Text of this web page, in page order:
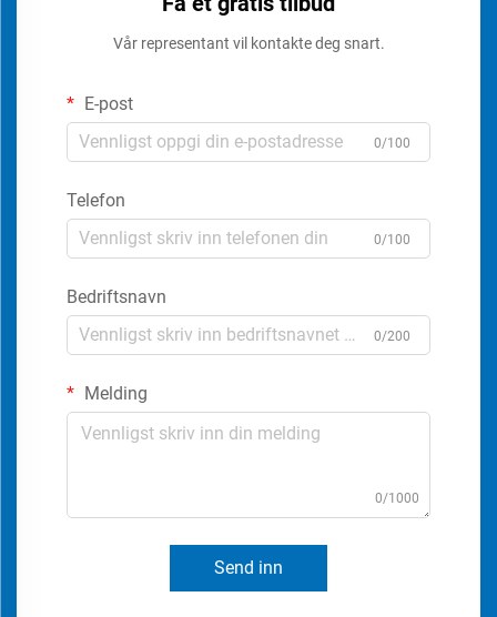
Vår representant vil kontakte deg snart.
E-post
0/100
Telefon
0/100
Bedriftsnavn
0/200
Melding
0/1000
Send inn